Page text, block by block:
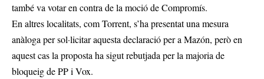
també va votar en contra de la moció de Compromís.
En altres localitats, com Torrent, s’ha presentat una mesura
anàloga per sol·licitar aquesta declaració per a Mazón, però en
aquest cas la proposta ha sigut rebutjada per la majoria de
bloqueig de PP i Vox.